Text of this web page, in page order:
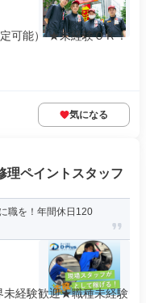
可能） ★未経験ＯＫ！
気になる
理ペイントスタッフ
職を！年間休日120
未経験歓迎★職種未経験